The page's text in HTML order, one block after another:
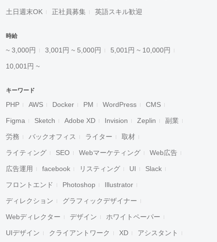
土日週末OK 正社員募集 英語スキル歓迎
時給
~ 3,000円 3,001円 ~ 5,000円 5,001円 ~ 10,000円
10,001円 ~
キーワード
PHP AWS Docker PM WordPress CMS
Figma Sketch Adobe XD Invision Zeplin 副業
労務 バックオフィス ライター 取材
ライティング SEO Webマーケティング Web広告
広告運用 facebook リスティング UI Slack
フロントエンド Photoshop Illustrator
ディレクション グラフィックデザイナー
Webディレクター デザイン ホワイトペーパー
UIデザイン クライアントワーク XD アシスタント